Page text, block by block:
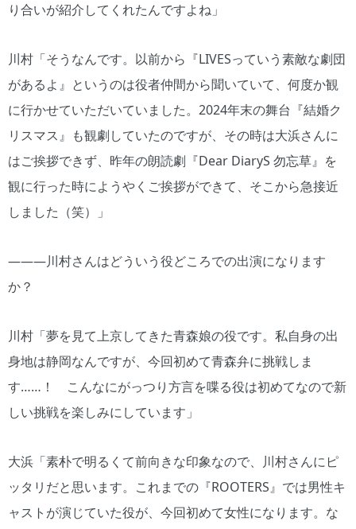
り合いが紹介してくれたんですよね」
川村「そうなんです。以前から『LIVESっていう素敵な劇団
があるよ』というのは役者仲間から聞いていて、何度か観
に行かせていただいていました。2024年末の舞台『結婚ク
リスマス』も観劇していたのですが、その時は大浜さんに
はご挨拶できず、昨年の朗読劇『Dear DiaryS 勿忘草』を
観に行った時にようやくご挨拶ができて、そこから急接近
しました（笑）」
―――川村さんはどういう役どころでの出演になります
か？
川村「夢を見て上京してきた青森娘の役です。私自身の出
身地は静岡なんですが、今回初めて青森弁に挑戦しま
す……！ こんなにがっつり方言を喋る役は初めてなので新
しい挑戦を楽しみにしています」
大浜「素朴で明るくて前向きな印象なので、川村さんにピ
ッタリだと思います。これまでの『ROOTERS』では男性キ
ャストが演じていた役が、今回初めて女性になります。な